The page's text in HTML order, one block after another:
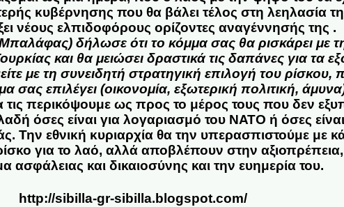
κυβέρνησης που θα βάλει τέλος στη λεηλασία
νέους ελπιδοφόρους ορίζοντες αναγέννησής της .
δήλωσε ότιτο κόμμα σας θα ρισκάρει με
και θα μειώσει δραστικά τις δαπάνες για τα
με τη συνειδητή στρατηγική επιλογή του ρίσκου,
σας επιλέγει (οικονομία, εξωτερική πολιτική,
τις περικόψουμε ως προς το μέρος τους που δεν
όσες είναι για λογαριασμό του ΝΑΤΟ ή όσες
Την εθνική κυριαρχία θα την υπερασπιστούμε με
για το λαό, αλλά αποβλέπουν στην
ασφάλειας και δικαιοσύνης και την ευημερία του.
http://sibilla-gr-sibilla.blogspot.com/